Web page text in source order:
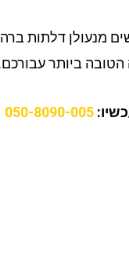
דלתות ברהט,
ביותר עבורכם.
050-8090-005